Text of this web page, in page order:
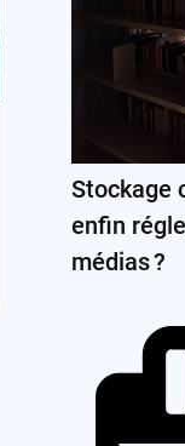
Stockage
enfin
médias ?